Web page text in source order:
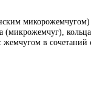
в сочетаний